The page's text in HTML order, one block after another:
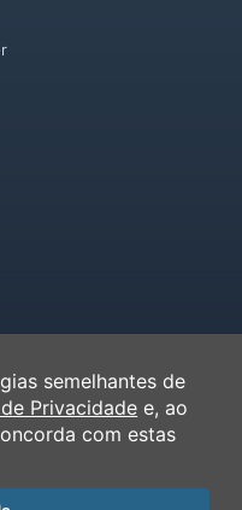
semelhantes de
Privacidade e, ao
com estas